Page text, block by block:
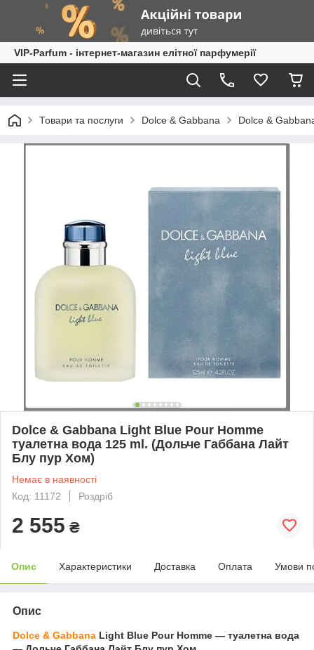
VIP-Parfum - інтернет-магазин елітної парфумерії
Товари та послуги Dolce & Gabbana Dolce &
Dolce & Gabbana Light Blue Pour Homme
туалетна вода 125 ml. (Дольче Габбана Лайт
Блу пур Хом)
Немає в наявності
Код: 11172
Роздріб
2 555 ₴
Опис Характеристики Доставка Оплата Умови
Опис
Dolce & Gabbana Light Blue Pour Homme ― туалетна вода